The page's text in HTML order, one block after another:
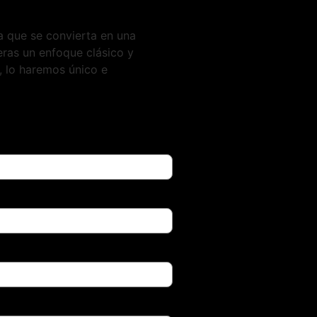
que se convierta en una
un enfoque clásico y
lo haremos único e